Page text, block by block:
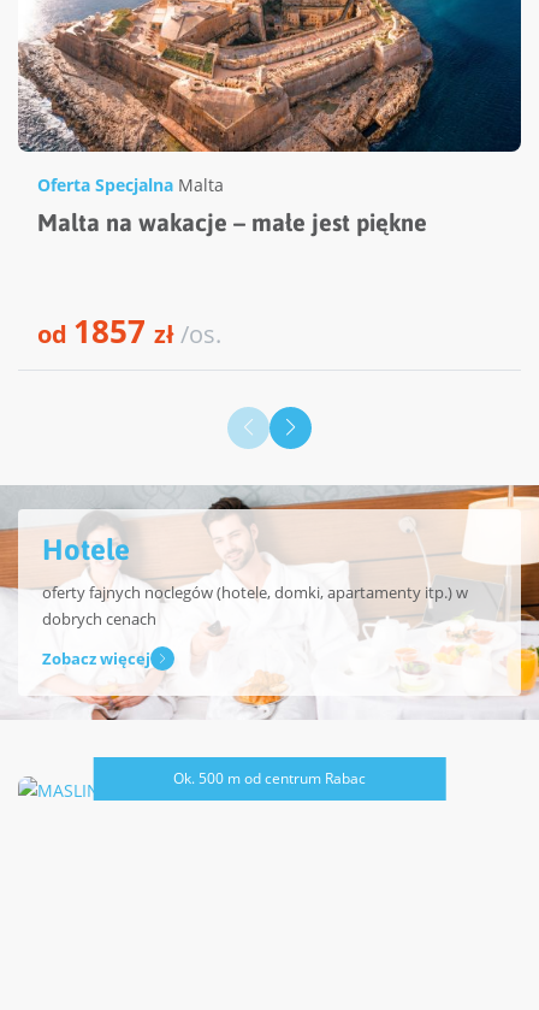
Oferta Specjalna Malta
Malta na wakacje – małe jest piękne
od 1857 zł/os.
Hotele
oferty fajnych noclegów (hotele, domki, apartamenty itp.) w
dobrych cenach
Zobacz więcej
Ok. 500 m od centrum Rabac